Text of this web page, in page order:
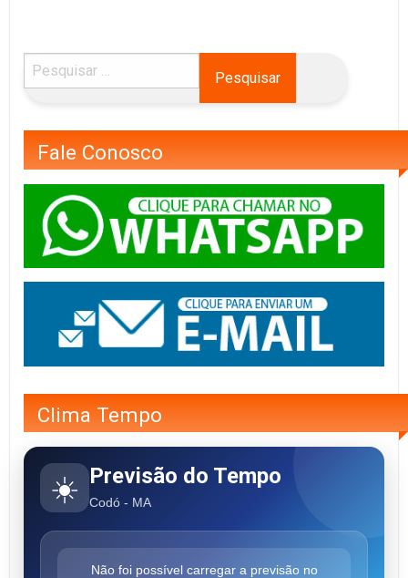
Fale Conosco
Clima Tempo
☀️ Previsão do Tempo
Codó - MA
Não foi possível carregar a previsão no